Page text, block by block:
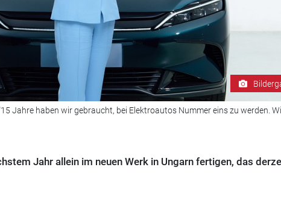
Jahre haben wir gebraucht, bei Elektroautos Nummer eins zu werden.
Jahr allein im neuen Werk in Ungarn fertigen, das